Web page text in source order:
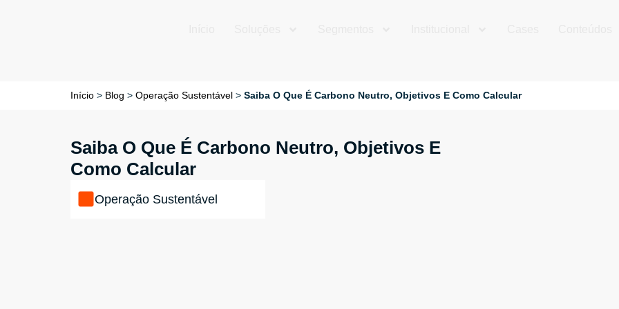
Início > Blog > Operação Sustentável > Saiba O Que É Carbono Neutro, Objetivos E Como Calcular
Saiba O Que É Carbono Neutro, Objetivos E
Como Calcular
Operação Sustentável